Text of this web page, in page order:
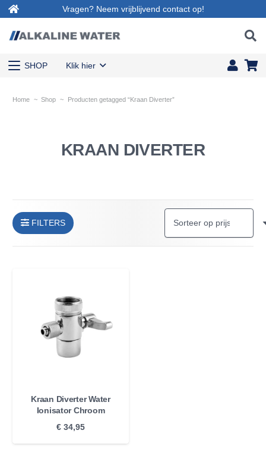
Vragen? Neem vrijblijvend contact op!
SHOP Klik hier
Home ~ Shop ~ Producten getagged “Kraan Diverter”
KRAAN DIVERTER
FILTERS
Kraan Diverter Water
Ionisator Chroom
€ 34,95